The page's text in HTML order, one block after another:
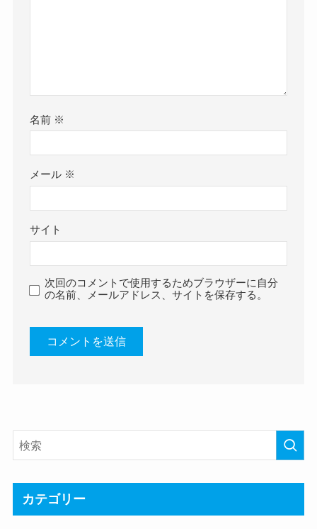
名前 ※
メール ※
サイト
次回のコメントで使用するためブラウザーに自分
の名前、メールアドレス、サイトを保存する。
カテゴリー